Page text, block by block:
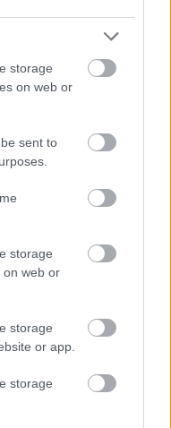
storage
on web or
sent to
storage
on web or
storage
or app.
storage
eszközöket.
is ne
a továbbképzés,
időnk, hogy csak
Emellett
a Szentivánéji
Ezzel
amely
a Romeo és